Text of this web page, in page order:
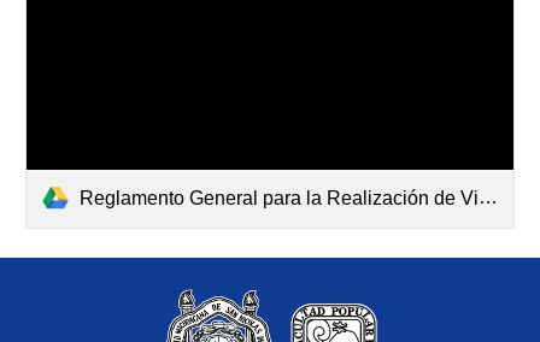
Reglamento General para la Realización de Visitas y Prácticas de la Universidad Michoacana de San Nicolás de Hidalgo_GN.pdf